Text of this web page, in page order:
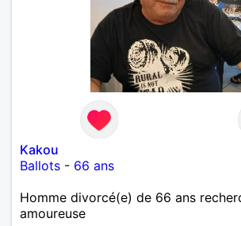
Kakou
Ballots - 66 ans
Homme divorcé(e) de 66 ans
amoureuse